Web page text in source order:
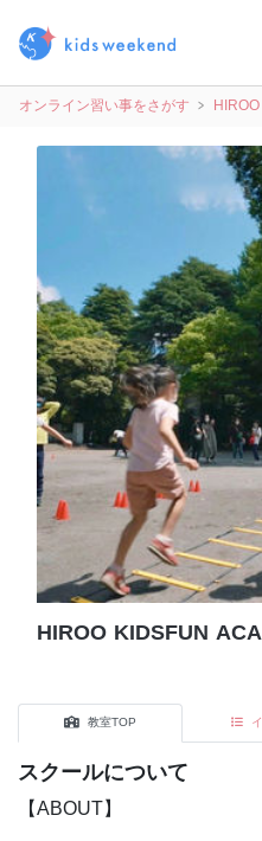
オンライン習い事をさがす
HIROO KIDSFUN
教室TOP
スクールについて
【ABOUT】